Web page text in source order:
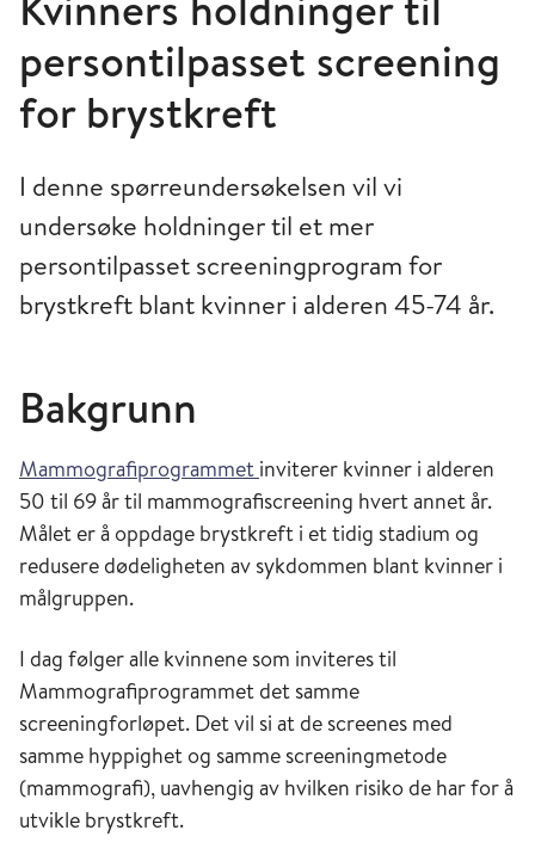
persontilpasset screening
for brystkreft
I denne spørreundersøkelsen vil vi
undersøke holdninger til et mer
persontilpasset screeningprogram for
brystkreft blant kvinner i alderen 45-74 år.
Bakgrunn
Mammografiprogrammet inviterer kvinner i alderen
50 til 69 år til mammografiscreening hvert annet år.
Målet er å oppdage brystkreft i et tidig stadium og
redusere dødeligheten av sykdommen blant kvinner i
målgruppen.
I dag følger alle kvinnene som inviteres til
Mammografiprogrammet det samme
screeningforløpet. Det vil si at de screenes med
samme hyppighet og samme screeningmetode
(mammografi), uavhengig av hvilken risiko de har for å
utvikle brystkreft.